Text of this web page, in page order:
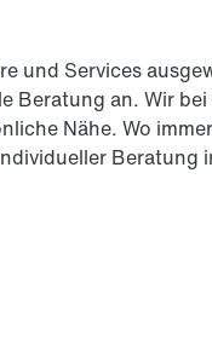
und Services
Beratung an. Wir bei
Nähe. Wo
Beratung